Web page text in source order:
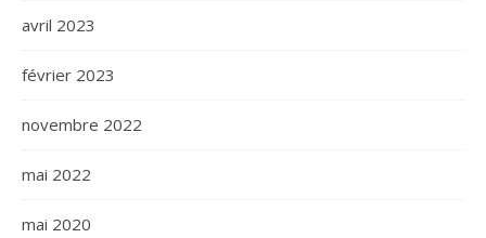
avril 2023
février 2023
novembre 2022
mai 2022
mai 2020